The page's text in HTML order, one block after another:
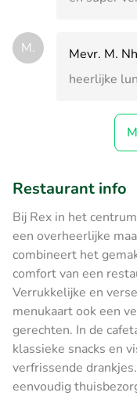
M.
Mevr. M. Nh
heerlijke
Restaurant info
Bij Rex in het
een overheerlijke
combineert het
comfort van een
Verrukkelijke en
menukaart ook een
gerechten. In de
klassieke snacks en
verfrissende
eenvoudig